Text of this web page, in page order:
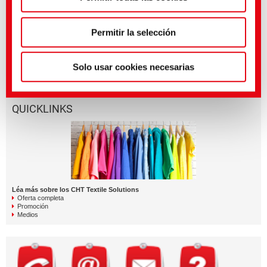
Permitir la selección
Solo usar cookies necesarias
Médias associés
Título inglés
Textile Solutions
SARASPHERE GIANT | A
QUICKLINKS
Léa más sobre los CHT Textile Solutions
Oferta completa
Promoción
Medios